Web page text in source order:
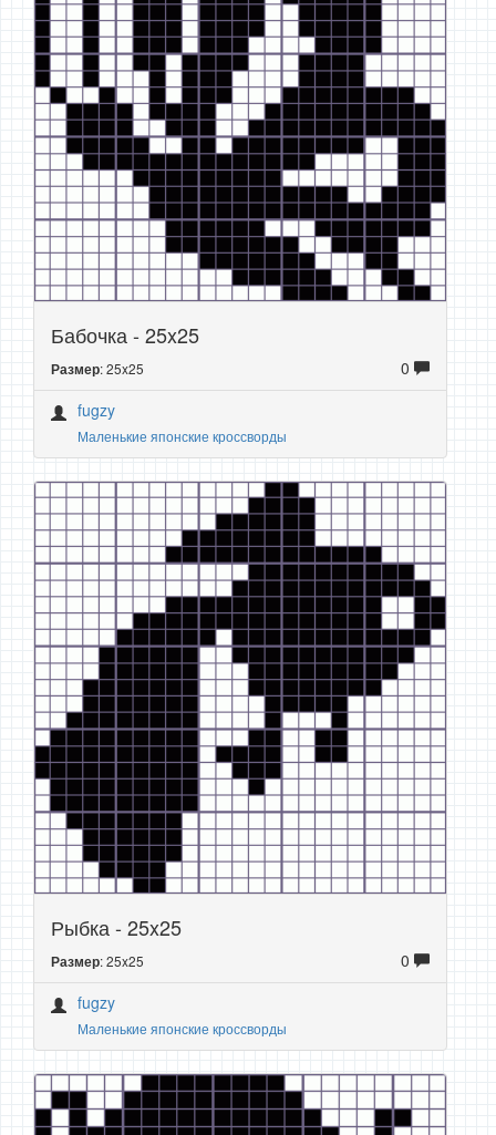
Бабочка - 25x25
Размер: 25x25
0
fugzy
Маленькие японские кроссворды
Рыбка - 25x25
Размер: 25x25
0
fugzy
Маленькие японские кроссворды